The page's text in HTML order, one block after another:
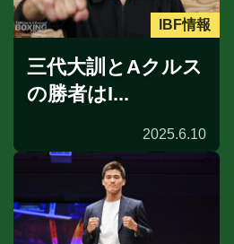
IBF情報
三代大訓とAクルス
の勝者はI...
2025.6.10